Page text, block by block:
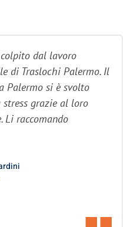
dal lavoro
di Traslochi Palermo. Il
Palermo si è svolto
stress grazie al loro
Li raccomando